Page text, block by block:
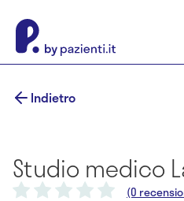
Indietro
Studio medico
(0